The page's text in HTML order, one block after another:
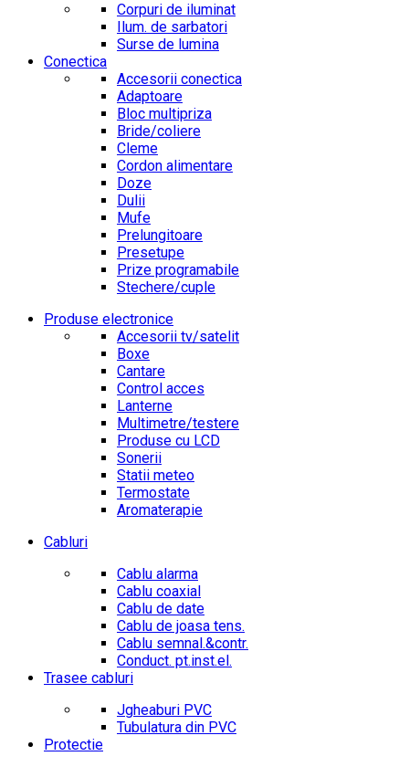
Corpuri de iluminat
Ilum. de sarbatori
Surse de lumina
Conectica
Accesorii conectica
Adaptoare
Bloc multipriza
Bride/coliere
Cleme
Cordon alimentare
Doze
Dulii
Mufe
Prelungitoare
Presetupe
Prize programabile
Stechere/cuple
Produse electronice
Accesorii tv/satelit
Boxe
Cantare
Control acces
Lanterne
Multimetre/testere
Produse cu LCD
Sonerii
Statii meteo
Termostate
Aromaterapie
Cabluri
Cablu alarma
Cablu coaxial
Cablu de date
Cablu de joasa tens.
Cablu semnal.&contr.
Conduct. pt.inst.el.
Trasee cabluri
Jgheaburi PVC
Tubulatura din PVC
Protectie